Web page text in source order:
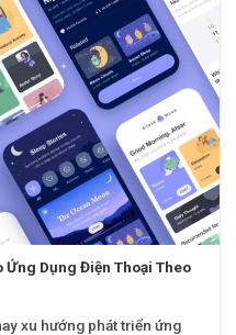
Ứng Dụng Điện Thoại Theo
xu hướng phát triển ứng